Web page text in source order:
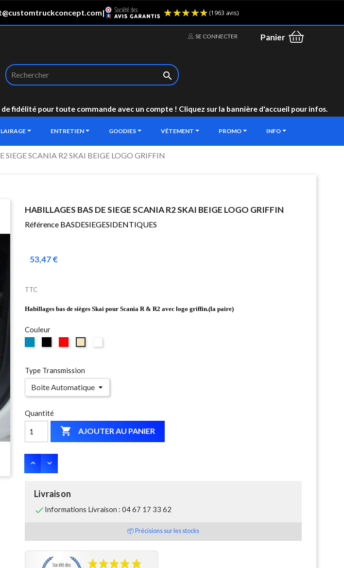
|
SE CONNECTER Panier

de fidélité pour toute commande avec un compte ! Cliquez sur la bannière d'accueil pour infos.
ENTRETIEN GOODIES VÊTEMENT PROMO INFO
SIEGE SCANIA R2 SKAI BEIGE LOGO GRIFFIN
HABILLAGES BAS DE SIEGE SCANIA R2 SKAI BEIGE LOGO GRIFFIN
Référence BASDESIEGESIDENTIQUES
53,47 €
TTC
Habillages bas de sièges Skai pour Scania R & R2 avec logo griffin.(la paire)
Couleur
Type Transmission
Quantité
 AJOUTER AU PANIER
Livraison
 Informations Livraison : 04 67 17 33 62
📦 Précisions sur les stocks